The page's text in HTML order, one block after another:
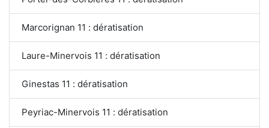
Marcorignan 11 : dératisation
Laure-Minervois 11 : dératisation
Ginestas 11 : dératisation
Peyriac-Minervois 11 : dératisation